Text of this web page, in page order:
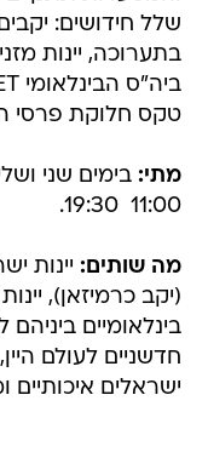
שלל חידושים:
בתערוכה, יינות
טקס חלוקת פרסי
מתי:
11:00  19:30.
מה שותים: יינות
(יקב כרמיזאן), יינות
בינלאומיים ביניהם
חדשניים לעולם
ישראלים איכותיים